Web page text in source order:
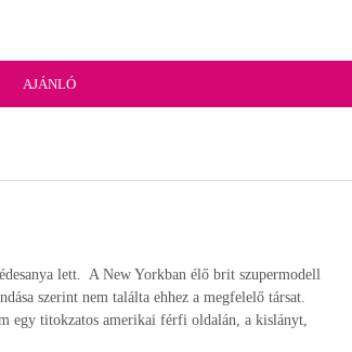
AJÁNLÓ
lett. A New Yorkban élő brit szupermodell
szerint nem találta ehhez a megfelelő társat.
egy titokzatos amerikai férfi oldalán, a kislányt,